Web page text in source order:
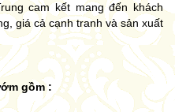
cam kết mang đến khách
giá cả cạnh tranh và sản xuất
gồm :